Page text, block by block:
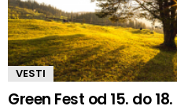
VESTI
Green Fest od 15. do